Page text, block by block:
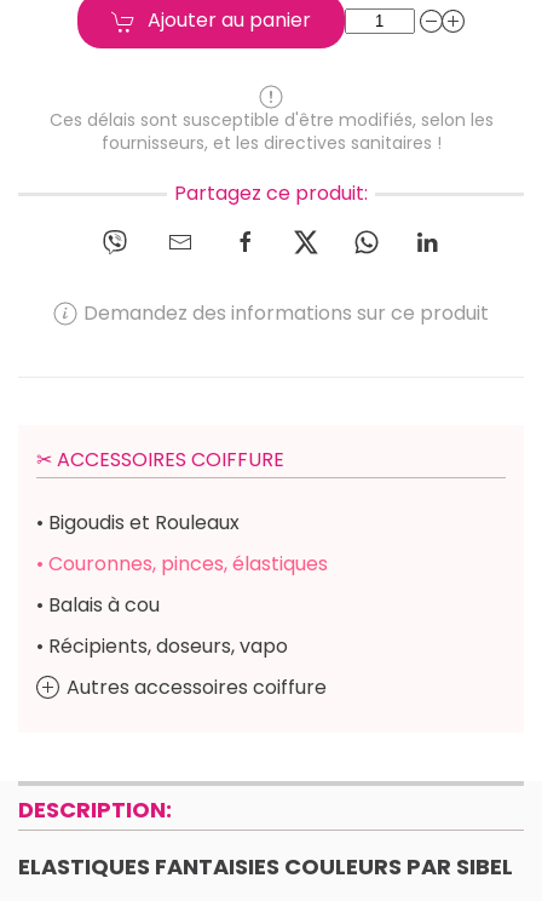
Ajouter au panier
Ces délais sont susceptible d'être modifiés, selon les
fournisseurs, et les directives sanitaires !
Partagez ce produit:
Demandez des informations sur ce produit
✂︎ ACCESSOIRES COIFFURE
• Bigoudis et Rouleaux
• Couronnes, pinces, élastiques
• Balais à cou
• Récipients, doseurs, vapo
Autres accessoires coiffure
DESCRIPTION:
ELASTIQUES FANTAISIES COULEURS PAR SIBEL